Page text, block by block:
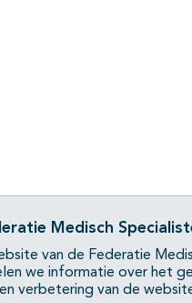
Medisch
van de Federatie
we informatie over het
verbetering van de